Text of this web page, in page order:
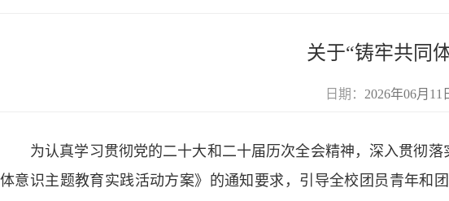
关于“铸牢共同
日期： 2026年06月11
为认真学习贯彻党的二十大和二十届历次全会精神，深入贯彻
体意识主题教育实践活动方案》的通知要求，引导全校团员青年和